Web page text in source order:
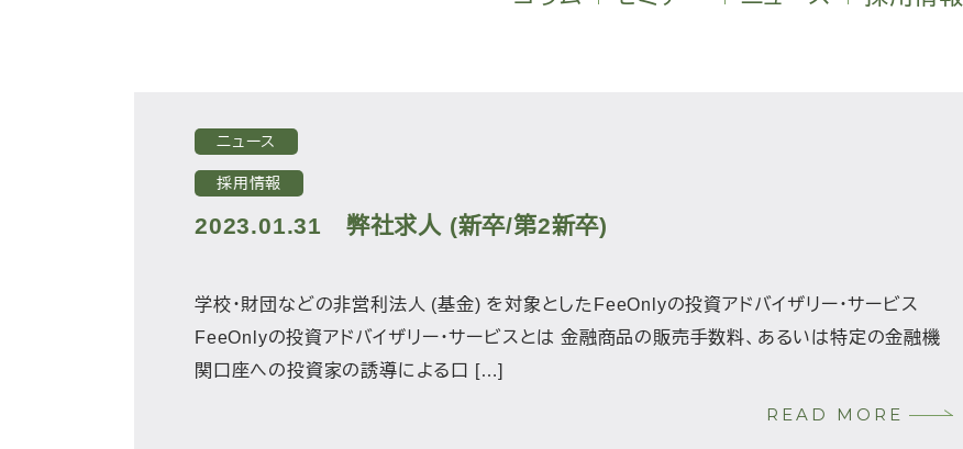
ニュース
採用情報
2023.01.31 弊社求人 (新卒/第2新卒)
学校・財団などの非営利法人 (基金) を対象としたFeeOnlyの投資アドバイザリー・サービス
FeeOnlyの投資アドバイザリー・サービスとは 金融商品の販売手数料、あるいは特定の金融機
関口座への投資家の誘導による口 […]
READ MORE